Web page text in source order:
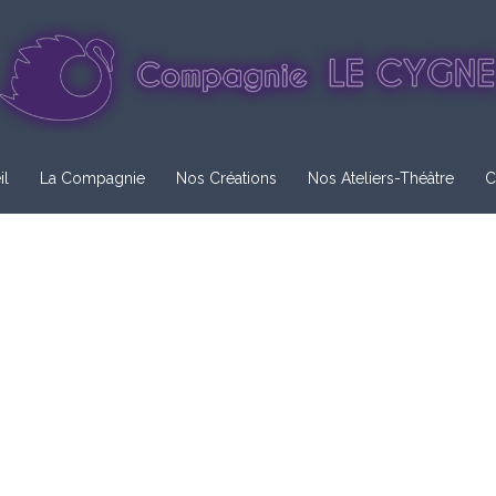
La Compagnie Nos Créations Nos Ateliers-Théâtre